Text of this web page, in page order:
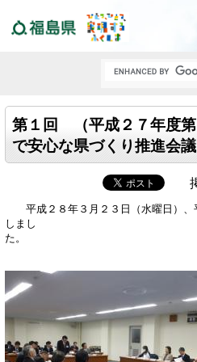
第１回 （平成２７年度
で安心な県づくり推進会議
平成２８年３月２３日（水曜日）、
しまし